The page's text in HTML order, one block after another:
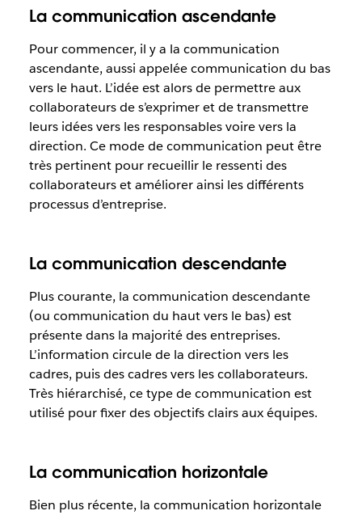
La communication ascendante
Pour commencer, il y a la communication
ascendante, aussi appelée communication du bas
vers le haut. L’idée est alors de permettre aux
collaborateurs de s’exprimer et de transmettre
leurs idées vers les responsables voire vers la
direction. Ce mode de communication peut être
très pertinent pour recueillir le ressenti des
collaborateurs et améliorer ainsi les différents
processus d’entreprise.
La communication descendante
Plus courante, la communication descendante
(ou communication du haut vers le bas) est
présente dans la majorité des entreprises.
L’information circule de la direction vers les
cadres, puis des cadres vers les collaborateurs.
Très hiérarchisé, ce type de communication est
utilisé pour fixer des objectifs clairs aux équipes.
La communication horizontale
Bien plus récente, la communication horizontale